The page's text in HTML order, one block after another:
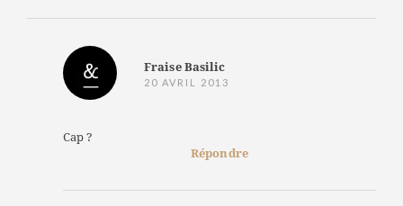
Fraise Basilic
20 AVRIL 2013
Cap ?
Répondre